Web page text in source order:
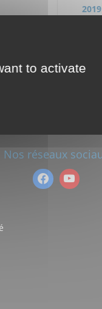
Nos réseaux
to activate